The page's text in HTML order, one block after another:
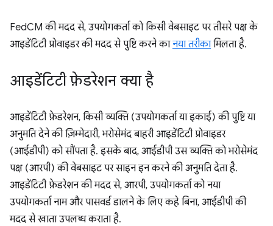
FedCM की मदद से, उपयोगकर्ता को किसी वेबसाइट पर तीसरे पक्ष के
आइडेंटिटी प्रोवाइडर की मदद से पुष्टि करने कानया तरीकामिलता है.
आइडेंटिटी फ़ेडरेशन क्या है
आइडेंटिटी फ़ेडरेशन, किसी व्यक्ति (उपयोगकर्ता या इकाई) की पुष्टि या
अनुमति देने की ज़िम्मेदारी, भरोसेमंद बाहरी आइडेंटिटी प्रोवाइडर
(आईडीपी) को सौंपता है. इसके बाद, आईडीपी उस व्यक्ति को भरोसेमंद
पक्ष (आरपी) की वेबसाइट पर साइन इन करने की अनुमति देता है.
आइडेंटिटी फ़ेडरेशन की मदद से, आरपी, उपयोगकर्ता को नया
उपयोगकर्ता नाम और पासवर्ड डालने के लिए कहे बिना, आईडीपी की
मदद से खाता उपलब्ध कराता है.